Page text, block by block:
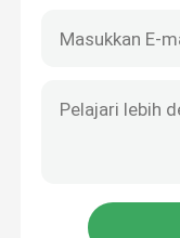
Pengganggu
Reaktor